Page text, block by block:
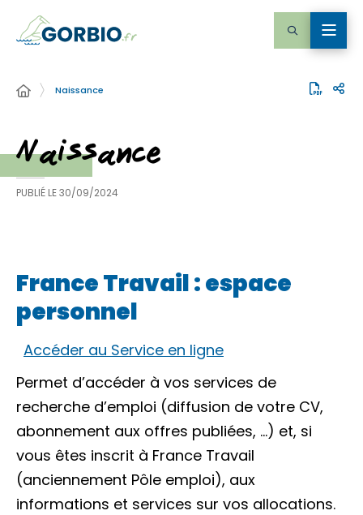
Naissance
Naissance
PUBLIÉ LE30/09/2024
France Travail : espace
personnel
Accéder au Service en ligne
Permet d’accéder à vos services de
recherche d’emploi (diffusion de votre CV,
abonnement aux offres publiées, …) et, si
vous êtes inscrit à France Travail
(anciennement Pôle emploi), aux
informations et services sur vos allocations.